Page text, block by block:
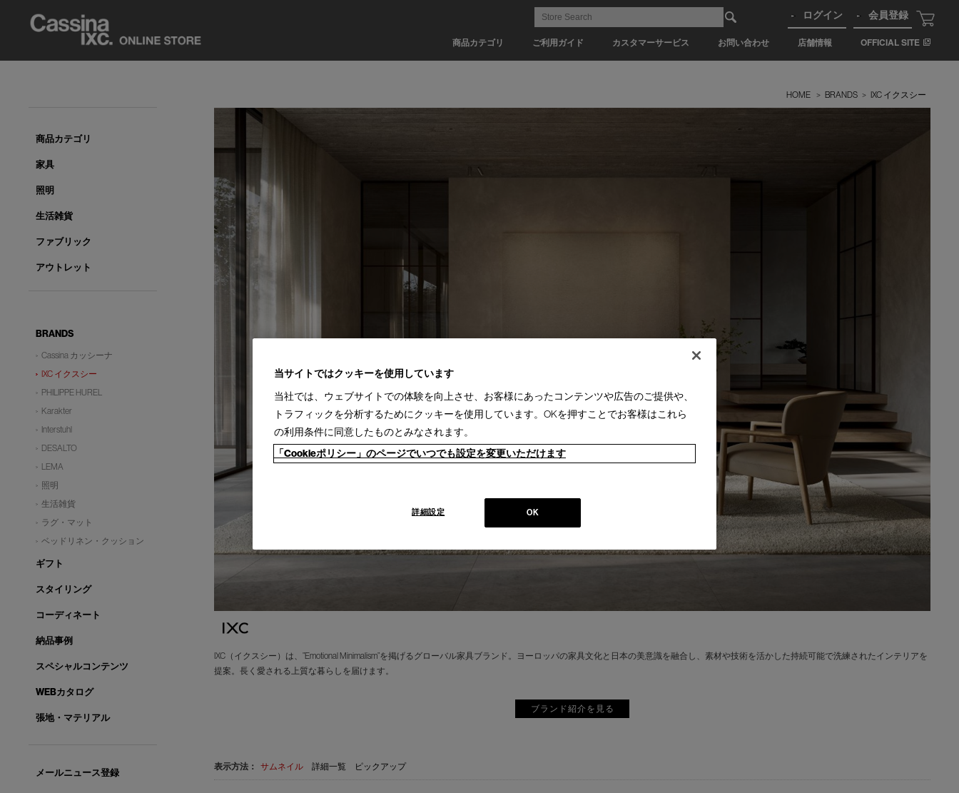
商品カテゴリ ご利用ガイド カスタマーサービス お問い合わせ 店舗情報 OFFICIAL SITE
ログイン 会員登録
HOME > BRANDS > IXC イクスシー
IXC（イクスシー）は、”Emotional Minimalism”を掲げるグローバル家具ブランド。ヨーロッパの家具文化と日本の美意識を融合し、素材や技術を活かした持続可能で洗練されたインテリアを
提案。長く愛される上質な暮らしを届けます。
ブランド紹介を見る
表示方法： サムネイル 詳細一覧 ピックアップ
商品カテゴリ
家具
照明
生活雑貨
ファブリック
アウトレット
BRANDS
Cassina カッシーナ
IXC イクスシー
PHILIPPE HUREL
Karakter
Interstuhl
DESALTO
LEMA
照明
生活雑貨
ラグ・マット
ベッドリネン・クッション
ギフト
スタイリング
コーディネート
納品事例
スペシャルコンテンツ
WEBカタログ
張地・マテリアル
メールニュース登録
当サイトではクッキーを使用しています
当社では、ウェブサイトでの体験を向上させ、お客様にあったコンテンツや広告のご提供や、
トラフィックを分析するためにクッキーを使用しています。OKを押すことでお客様はこれら
の利用条件に同意したものとみなされます。
「Cookieポリシー」のページでいつでも設定を変更いただけます
OK
詳細設定